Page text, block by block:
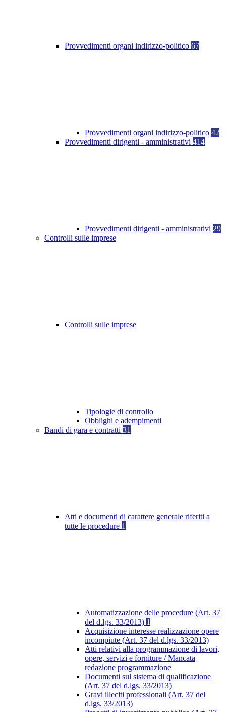
Provvedimenti organi indirizzo-politico 67
Provvedimenti organi indirizzo-politico 42
Provvedimenti dirigenti - amministrativi 414
Provvedimenti dirigenti - amministrativi 29
Controlli sulle imprese
Controlli sulle imprese
Tipologie di controllo
Obblighi e adempimenti
Bandi di gara e contratti 31
Atti e documenti di carattere generale riferiti a
tutte le procedure 1
Automatizzazione delle procedure (Art. 37
del d.lgs. 33/2013) 1
Acquisizione interesse realizzazione opere
incompiute (Art. 37 del d.lgs. 33/2013)
Atti relativi alla programmazione di lavori,
opere, servizi e forniture / Mancata
redazione programmazione
Documenti sul sistema di qualificazione
(Art. 37 del d.lgs. 33/2013)
Gravi illeciti professionali (Art. 37 del
d.lgs. 33/2013)